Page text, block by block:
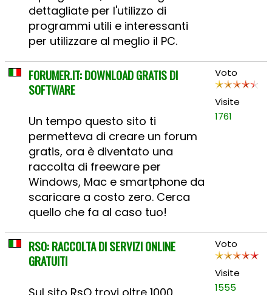
dettagliate per l'utilizzo di
programmi utili e interessanti
per utilizzare al meglio il PC.
FORUMER.IT: DOWNLOAD GRATIS DI
SOFTWARE
Un tempo questo sito ti
permetteva di creare un forum
gratis, ora è diventato una
raccolta di freeware per
Windows, Mac e smartphone da
scaricare a costo zero. Cerca
quello che fa al caso tuo!
Voto
Visite
1761
RSO: RACCOLTA DI SERVIZI ONLINE
GRATUITI
Voto
Visite
1555